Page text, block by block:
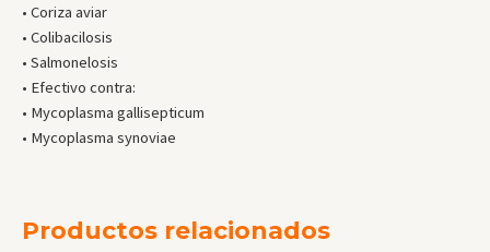
• Coriza aviar
• Colibacilosis
• Salmonelosis
• Efectivo contra:
• Mycoplasma gallisepticum
• Mycoplasma synoviae
Productos relacionados